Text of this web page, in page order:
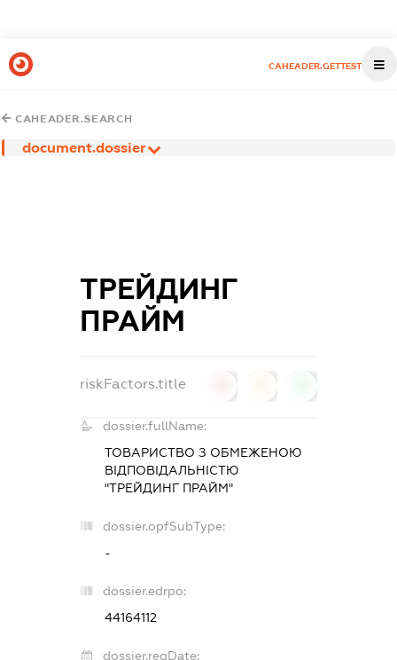
CAHEADER.GETTEST
CAHEADER.SEARCH
document.dossier
ТРЕЙДИНГ
ПРАЙМ
riskFactors.title
dossier.fullName:
ТОВАРИСТВО З ОБМЕЖЕНОЮ
ВІДПОВІДАЛЬНІСТЮ
"ТРЕЙДИНГ ПРАЙМ"
dossier.opfSubType:
-
dossier.edrpo:
44164112
dossier.regDate: